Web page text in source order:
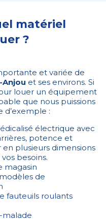
matériel
?
et variée de
et ses environs. Si
louer un équipement
que nous puissions
d’exemple :
électrique avec
potence et
plusieurs dimensions
besoins.
magasin
de
fauteuils roulants
malade